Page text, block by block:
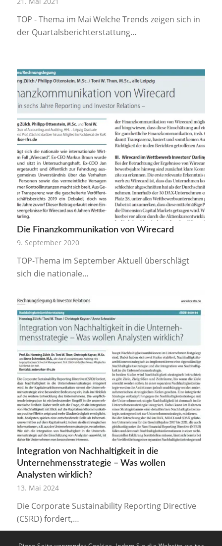
TOP - Thema im Mai Welche Trends zeigen sich in
der Quartalsberichterstattung…
Die Finanzkommunikation von Wirecard
9. September 2020
TOP-Thema im September Aktuell überschlägt
sich die nationale…
Integration von Nachhaltigkeit in die
Unternehmensstrategie – Was wollen
Analysten wirklich?
13. Mai 2024
Die Corporate Sustainability Reporting Directive
(CSRD) fordert,…